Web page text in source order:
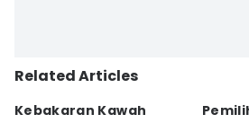
Related Articles
Kebakaran Kawah